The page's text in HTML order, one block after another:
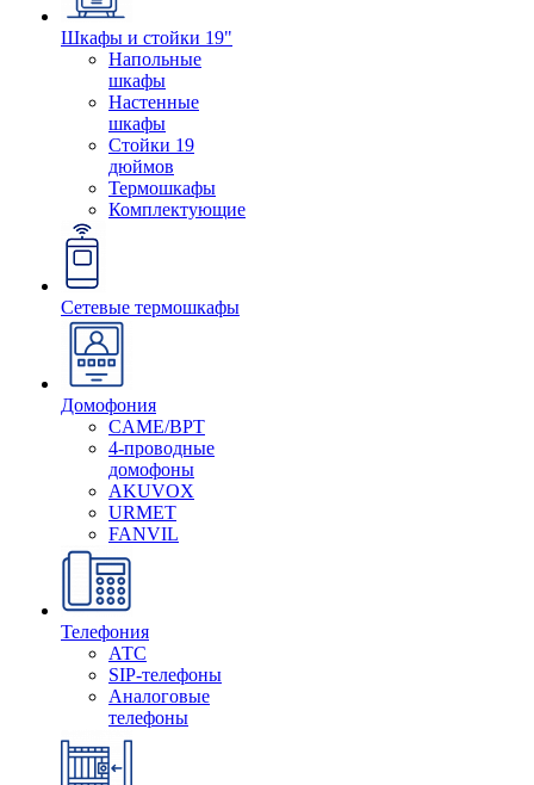
Шкафы и стойки 19"
Напольные
шкафы
Настенные
шкафы
Стойки 19
дюймов
Термошкафы
Комплектующие
Сетевые термошкафы
Домофония
CAME/BPT
4-проводные
домофоны
AKUVOX
URMET
FANVIL
Телефония
АТС
SIP-телефоны
Аналоговые
телефоны